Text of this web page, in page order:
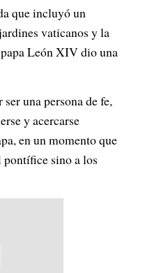
que incluyó un
vaticanos y la
León XIV dio una
una persona de fe,
y acercarse
en un momento que
pontífice sino a los